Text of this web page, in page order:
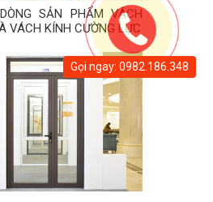
SẢN PHẨM VÁCH
VÁCH KÍNH CƯỜNG LỰC
Gọi ngay: 0982.186.348